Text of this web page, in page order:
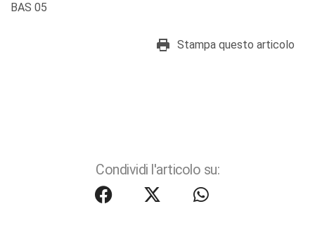
BAS 05
Stampa questo articolo
Condividi l'articolo su: